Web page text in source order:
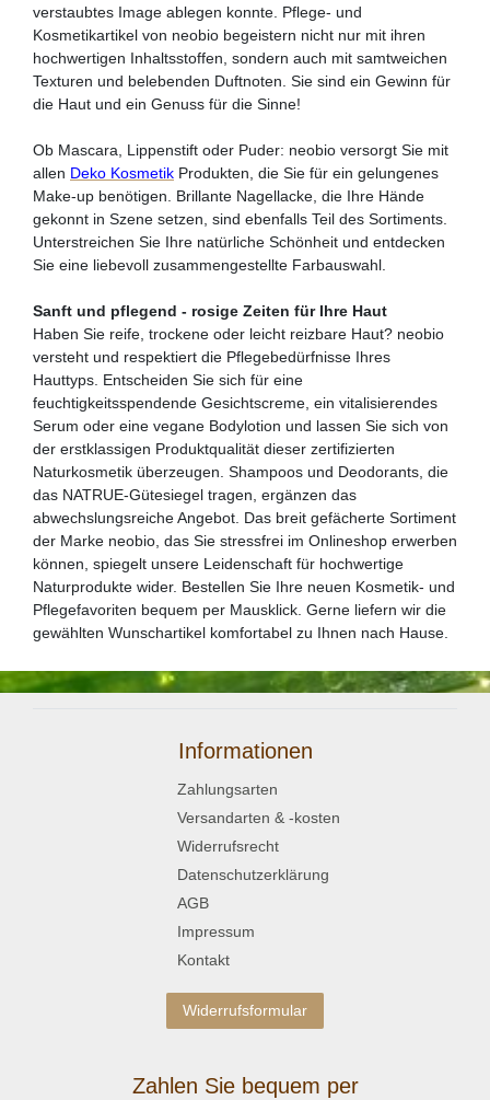
verstaubtes Image ablegen konnte. Pflege- und
Kosmetikartikel von neobio begeistern nicht nur mit ihren
hochwertigen Inhaltsstoffen, sondern auch mit samtweichen
Texturen und belebenden Duftnoten. Sie sind ein Gewinn für
die Haut und ein Genuss für die Sinne!
Ob Mascara, Lippenstift oder Puder: neobio versorgt Sie mit
allen Deko Kosmetik Produkten, die Sie für ein gelungenes
Make-up benötigen. Brillante Nagellacke, die Ihre Hände
gekonnt in Szene setzen, sind ebenfalls Teil des Sortiments.
Unterstreichen Sie Ihre natürliche Schönheit und entdecken
Sie eine liebevoll zusammengestellte Farbauswahl.
Sanft und pflegend - rosige Zeiten für Ihre Haut
Haben Sie reife, trockene oder leicht reizbare Haut? neobio
versteht und respektiert die Pflegebedürfnisse Ihres
Hauttyps. Entscheiden Sie sich für eine
feuchtigkeitsspendende Gesichtscreme, ein vitalisierendes
Serum oder eine vegane Bodylotion und lassen Sie sich von
der erstklassigen Produktqualität dieser zertifizierten
Naturkosmetik überzeugen. Shampoos und Deodorants, die
das NATRUE-Gütesiegel tragen, ergänzen das
abwechslungsreiche Angebot. Das breit gefächerte Sortiment
der Marke neobio, das Sie stressfrei im Onlineshop erwerben
können, spiegelt unsere Leidenschaft für hochwertige
Naturprodukte wider. Bestellen Sie Ihre neuen Kosmetik- und
Pflegefavoriten bequem per Mausklick. Gerne liefern wir die
gewählten Wunschartikel komfortabel zu Ihnen nach Hause.
Informationen
Zahlungsarten
Versandarten & -kosten
Widerrufsrecht
Datenschutzerklärung
AGB
Impressum
Kontakt
Widerrufsformular
Zahlen Sie bequem per